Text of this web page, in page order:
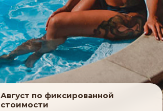
Август по фиксированной
стоимости
Пилинги/обертывания Массажи